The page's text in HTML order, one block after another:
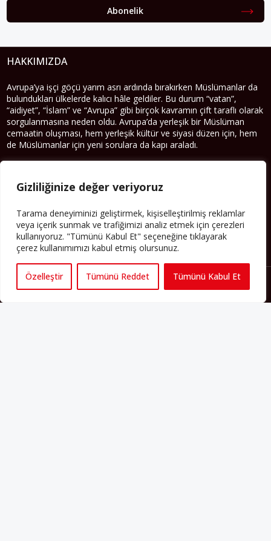
Gizliliğinize değer veriyoruz
Tarama deneyiminizi geliştirmek, kişiselleştirilmiş reklamlar
veya içerik sunmak ve trafiğimizi analiz etmek için çerezleri
kullanıyoruz. "Tümünü Kabul Et" seçeneğine tıklayarak
çerez kullanımımızı kabul etmiş olursunuz.
Özelleştir Tümünü Reddet Tümünü Kabul Et
Abonelik
HAKKIMIZDA
Avrupa’ya işçi göçü yarım asrı ardında bırakırken Müslümanlar da
bulundukları ülkelerde kalıcı hâle geldiler. Bu durum “vatan”,
“aidiyet”, “İslam” ve “Avrupa” gibi birçok kavramın çift taraflı olarak
sorgulanmasına neden oldu. Avrupa’da yerleşik bir Müslüman
cemaatin oluşması, hem yerleşik kültür ve siyasi düzen için, hem
de Müslümanlar için yeni sorulara da kapı araladı.
Yazının devamı
PERSPEKTIF’I SOSYAL MEDYADA TAKIP EDEBILIRSINIZ